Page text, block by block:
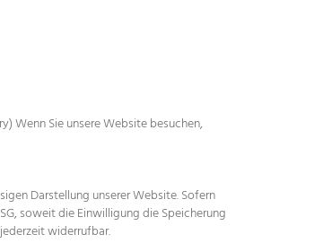
Wenn Sie unsere Website besuchen,
Darstellung unserer Website. Sofern
soweit die Einwilligung die Speicherung
widerrufbar.